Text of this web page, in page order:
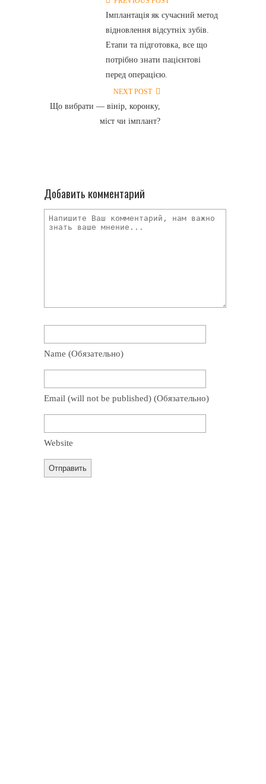
Імплантація як сучасний метод
відновлення відсутніх зубів.
Етапи та підготовка, все що
потрібно знати пацієнтові
перед операцією.
NEXT POST
Що вибрати — вінір, коронку,
міст чи імплант?
Добавить комментарий
Name (обязательно)
Email (will not be published) (обязательно)
Website